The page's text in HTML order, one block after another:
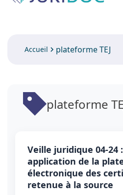
Accueil plateforme TEJ
plateforme
Veille juridique 04-24
application de la
électronique des
retenue à la source